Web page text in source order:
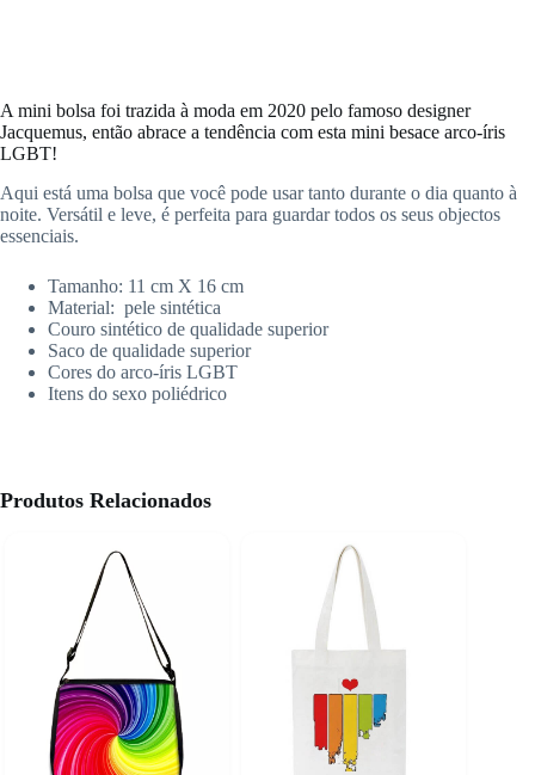
A mini bolsa foi trazida à moda em 2020 pelo famoso designer
Jacquemus, então abrace a tendência com esta mini besace arco-íris
LGBT!
Aqui está uma bolsa que você pode usar tanto durante o dia quanto à
noite. Versátil e leve, é perfeita para guardar todos os seus objectos
essenciais.
Tamanho: 11 cm X 16 cm
Material: pele sintética
Couro sintético de qualidade superior
Saco de qualidade superior
Cores do arco-íris LGBT
Itens do sexo poliédrico
Produtos Relacionados